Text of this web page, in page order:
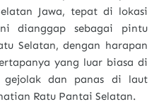
Jawa, tepat di lokasi
dianggap sebagai pintu
Selatan, dengan harapan
yang luar biasa di
gejolak dan panas di laut
Ratu Pantai Selatan.